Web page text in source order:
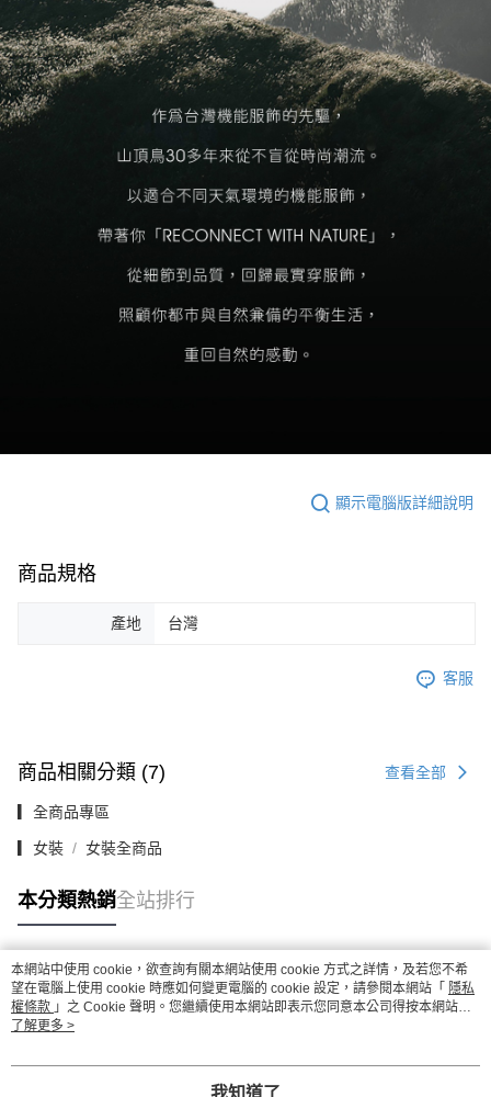
顯示電腦版詳細說明
商品規格
產地 台灣
客服
商品相關分類 (7) 查看全部
▎全商品專區
▎女裝 女裝全商品
本分類熱銷全站排行
熱門標籤
本網站中使用 cookie，欲查詢有關本網站使用 cookie 方式之詳情，及若您不希
望在電腦上使用 cookie 時應如何變更電腦的 cookie 設定，請參閱本網站「 隱私
權條款 」之 Cookie 聲明。您繼續使用本網站即表示您同意本公司得按本網站使
用條款之 Cookie 聲明使用 cookie。
了解更多 >
我知道了